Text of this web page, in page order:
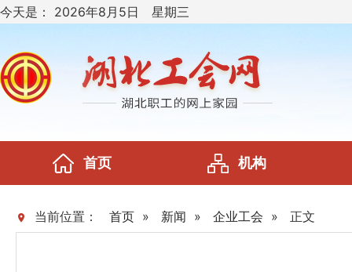
今天是： 2026年8月5日 星期三
首页 机构
当前位置： 首页 » 新闻 » 企业工会 » 正文